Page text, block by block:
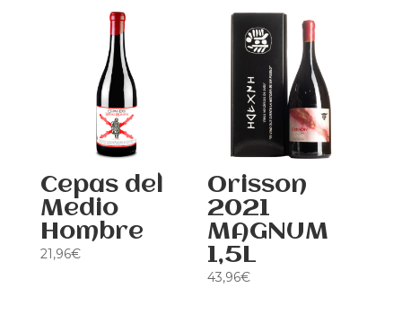
Cepas del
Medio
Hombre
21,96€
Orisson
2021
MAGNUM
1,5L
43,96€